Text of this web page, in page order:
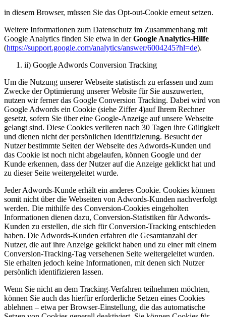
in diesem Browser, müssen Sie das Opt-out-Cookie erneut setzen.
Weitere Informationen zum Datenschutz im Zusammenhang mit
Google Analytics finden Sie etwa in derGoogle Analytics-Hilfe
(https://support.google.com/analytics/answer/6004245?hl=de).
ii) Google Adwords Conversion Tracking
Um die Nutzung unserer Webseite statistisch zu erfassen und zum
Zwecke der Optimierung unserer Website für Sie auszuwerten,
nutzen wir ferner das Google Conversion Tracking. Dabei wird von
Google Adwords ein Cookie (siehe Ziffer 4)auf Ihrem Rechner
gesetzt, sofern Sie über eine Google-Anzeige auf unsere Webseite
gelangt sind. Diese Cookies verlieren nach 30 Tagen ihre Gültigkeit
und dienen nicht der persönlichen Identifizierung. Besucht der
Nutzer bestimmte Seiten der Webseite des Adwords-Kunden und
das Cookie ist noch nicht abgelaufen, können Google und der
Kunde erkennen, dass der Nutzer auf die Anzeige geklickt hat und
zu dieser Seite weitergeleitet wurde.
Jeder Adwords-Kunde erhält ein anderes Cookie. Cookies können
somit nicht über die Webseiten von Adwords-Kunden nachverfolgt
werden. Die mithilfe des Conversion-Cookies eingeholten
Informationen dienen dazu, Conversion-Statistiken für Adwords-
Kunden zu erstellen, die sich für Conversion-Tracking entschieden
haben. Die Adwords-Kunden erfahren die Gesamtanzahl der
Nutzer, die auf ihre Anzeige geklickt haben und zu einer mit einem
Conversion-Tracking-Tag versehenen Seite weitergeleitet wurden.
Sie erhalten jedoch keine Informationen, mit denen sich Nutzer
persönlich identifizieren lassen.
Wenn Sie nicht an dem Tracking-Verfahren teilnehmen möchten,
können Sie auch das hierfür erforderliche Setzen eines Cookies
ablehnen – etwa per Browser-Einstellung, die das automatische